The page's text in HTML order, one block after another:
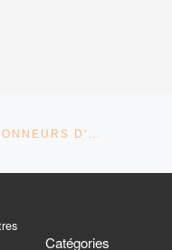
MESSAGE DE REMERCIEMENTS DES RANDONNEURS D’ESPOIRS
Catégories